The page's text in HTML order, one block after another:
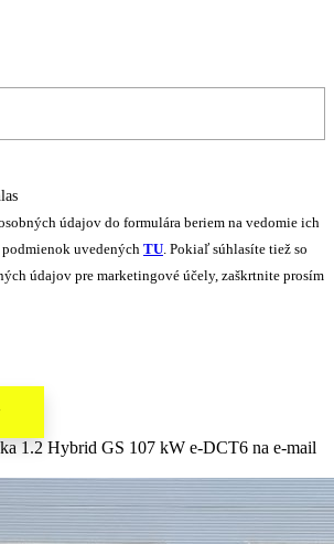
údajov do formulára beriem na vedomie ich
uvedených TU. Pokiaľ súhlasíte tiež so
údajov pre marketingové účely, zaškrtnite prosím
1.2 Hybrid GS 107 kW e-DCT6 na e-mail